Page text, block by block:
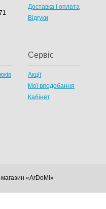
Доставка і оплата
Відгуки
Сервіс
Акції
Мої вподобання
Кабінет
«ArDoMi»